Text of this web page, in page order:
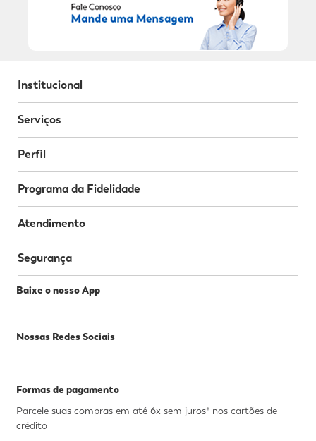
Institucional
Serviços
Perfil
Programa da Fidelidade
Atendimento
Segurança
Baixe o nosso App
Nossas Redes Sociais
Formas de pagamento
Parcele suas compras em até 6x sem juros* nos cartões de
crédito